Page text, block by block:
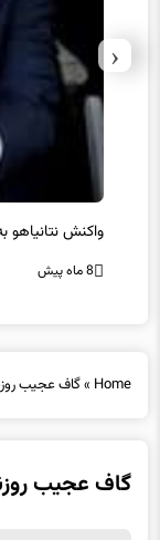
واکنش نتانیاهو
8 ماه پیش
‹
Home
»گاف عجیب
گاف عجیب